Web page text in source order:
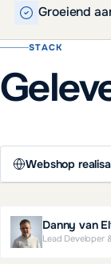
Groeiend
STACK
Webshop
Danny van
Lead Developer